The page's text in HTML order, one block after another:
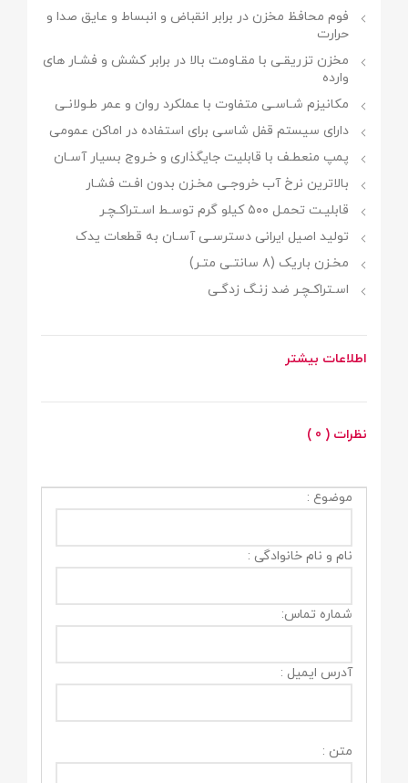
فوم محافظ مخزن در برابر انقباض و انبساط و عایق صدا و
حرارت
مخزن تزریقـی با مقـاومت بالا در برابر کشش و فشـار های
وارده
مکانیزم شـاسـی متفاوت با عملکرد روان و عمر طـولانـی
دارای سیستم قفل شاسی برای استفاده در اماکن عمومی
پمپ منعطـف با قابلیت جایگذاری و خـروج بسیار آسـان
بالاترین نرخ آب خروجـی مخـزن بدون افـت فشـار
قابلیـت تحمـل ۵۰۰ کیلو گرم توسـط اسـتراکـچـر
تولید اصیل ایرانی دسترسـی آسـان به قطعات یدک
مخـزن باریک (۸ سانتـی متـر)
اسـتراکـچـر ضد زنـگ زدگـی
اطلاعات بیشتر
نظرات ( 0 )
موضوع :
نام و نام خانوادگی :
شماره تماس:
آدرس ایمیل :
متن :